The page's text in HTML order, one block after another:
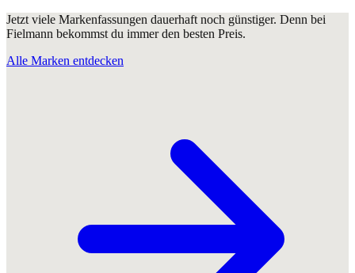
Jetzt viele Markenfassungen dauerhaft noch günstiger. Denn bei
Fielmann bekommst du immer den besten Preis.
Alle Marken entdecken